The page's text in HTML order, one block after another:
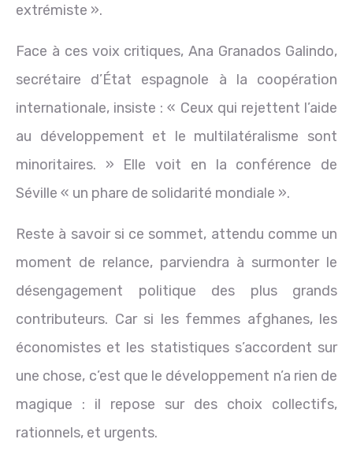
extrémiste ».
Face à ces voix critiques, Ana Granados Galindo,
secrétaire d’État espagnole à la coopération
internationale, insiste : « Ceux qui rejettent l’aide
au développement et le multilatéralisme sont
minoritaires. » Elle voit en la conférence de
Séville « un phare de solidarité mondiale ».
Reste à savoir si ce sommet, attendu comme un
moment de relance, parviendra à surmonter le
désengagement politique des plus grands
contributeurs. Car si les femmes afghanes, les
économistes et les statistiques s’accordent sur
une chose, c’est que le développement n’a rien de
magique : il repose sur des choix collectifs,
rationnels, et urgents.